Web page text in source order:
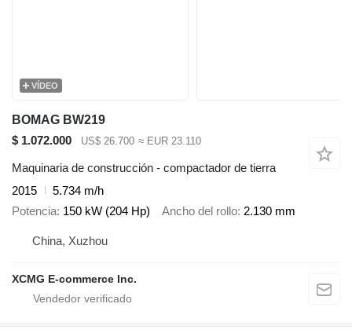
VÍDEO
BOMAG BW219
$ 1.072.000
US$ 26.700 ≈ EUR 23.110
Maquinaria de construcción - compactador de tierra
2015
5.734 m/h
Potencia 150 kW (204 Hp) Ancho del rollo 2.130 mm
China, Xuzhou
XCMG E-commerce Inc.